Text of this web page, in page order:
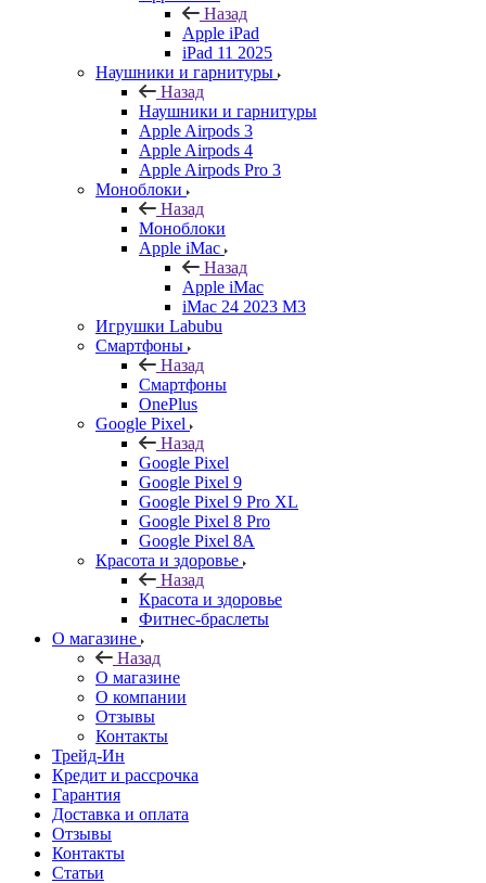
Назад
Apple iPad
iPad 11 2025
Наушники и гарнитуры
Назад
Наушники и гарнитуры
Apple Airpods 3
Apple Airpods 4
Apple Airpods Pro 3
Моноблоки
Назад
Моноблоки
Apple iMac
Назад
Apple iMac
iMac 24 2023 M3
Игрушки Labubu
Смартфоны
Назад
Смартфоны
OnePlus
Google Pixel
Назад
Google Pixel
Google Pixel 9
Google Pixel 9 Pro XL
Google Pixel 8 Pro
Google Pixel 8A
Красота и здоровье
Назад
Красота и здоровье
Фитнес-браслеты
О магазине
Назад
О магазине
О компании
Отзывы
Контакты
Трейд-Ин
Кредит и рассрочка
Гарантия
Доставка и оплата
Отзывы
Контакты
Статьи